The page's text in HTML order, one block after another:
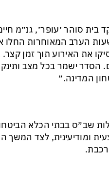
בית סוהר ׳עופר׳, גנ״מ
הערב המאוחרות החלו
את האירוע תוך זמן
הסדר ישמר בכל מצב
המדינה.״
שב״ס בבתי הכלא
ומודיעינית, לצד המשך